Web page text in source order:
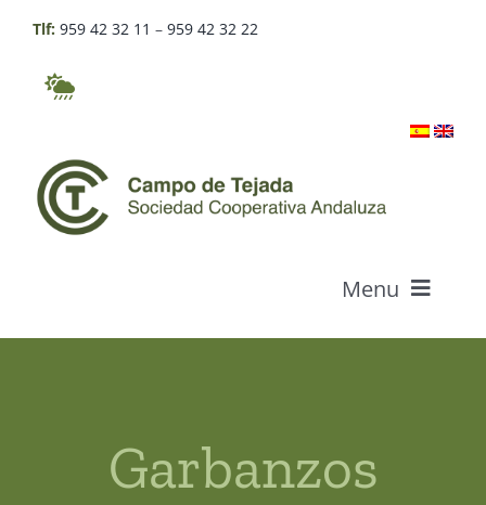
content
Tlf: 959 42 32 11 – 959 42 32 22
Menu
Garbanzos